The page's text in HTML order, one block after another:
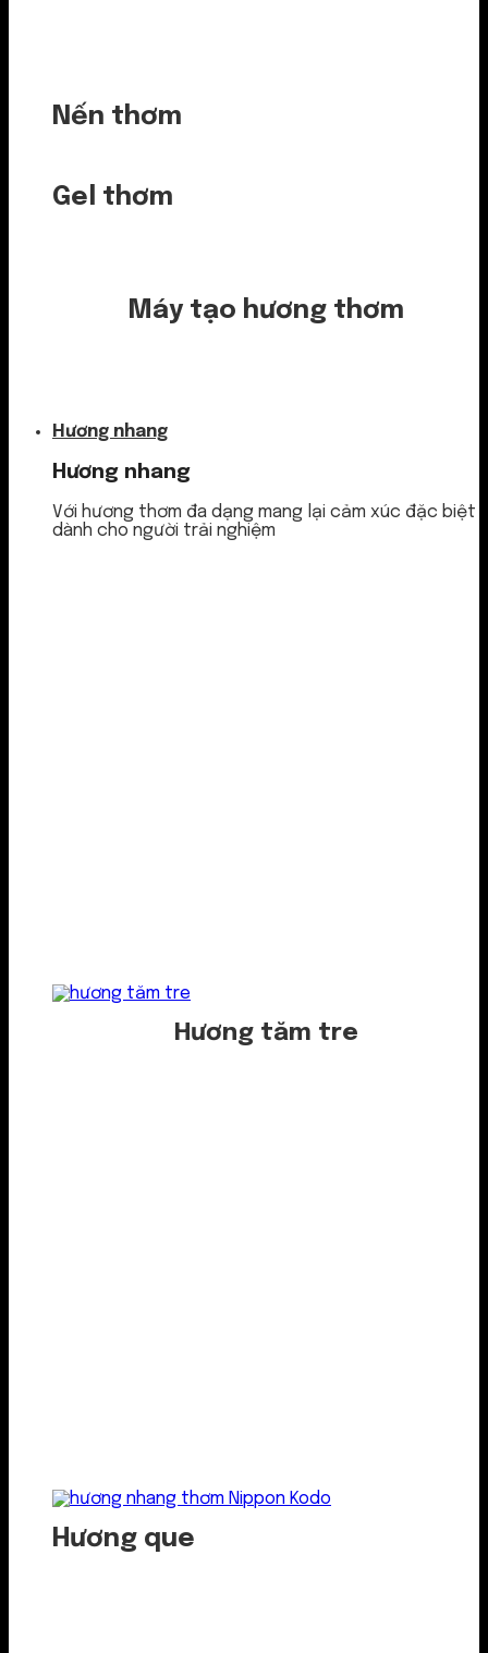
Nến thơm
Gel thơm
Máy tạo hương thơm
Hương nhang
Hương nhang
Với hương thơm đa dạng mang lại cảm xúc đặc biệt
dành cho người trải nghiệm
Hương tăm tre
Hương que